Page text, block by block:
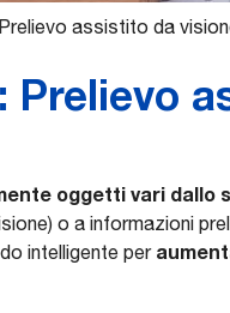
Prelievo assistito da
Prelievo
oggetti vari dallo
o a informazioni
intelligente per